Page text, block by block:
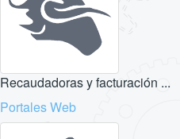
Recaudadoras y facturación ...
Portales Web